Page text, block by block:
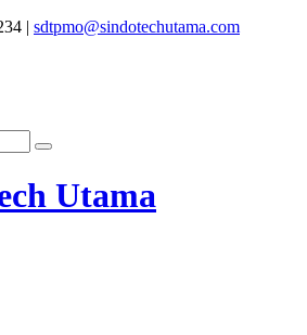
| sdtpmo@sindotechutama.com